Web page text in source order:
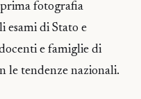
prima fotografia
esami di Stato e
e famiglie di
le tendenze nazionali.